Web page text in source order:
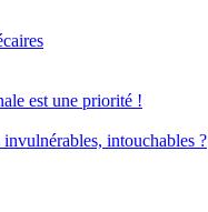
est une priorité !
intouchables ?